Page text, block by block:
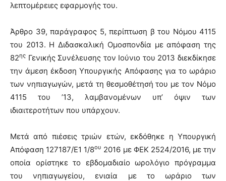
λεπτομέρειες εφαρμογής του.
Άρθρο 39, παράγραφος 5, περίπτωση β του Νόμου 4115
του 2013. Η Διδασκαλική Ομοσπονδία με απόφαση της
82ης Γενικής Συνέλευσης τον Ιούνιο του 2013 διεκδίκησε
την άμεση έκδοση Υπουργικής Απόφασης για το ωράριο
των νηπιαγωγών, μετά τη θεσμοθέτησή του με τον Νόμο
4115 του ’13, λαμβανομένων υπ’ όψιν των
ιδιαιτεροτήτων που υπάρχουν.
Μετά από πιέσεις τριών ετών, εκδόθηκε η Υπουργική
Απόφαση 127187/Ε1 1/8ου 2016 με ΦΕΚ 2524/2016, με την
οποία ορίστηκε το εβδομαδιαίο ωρολόγιο πρόγραμμα
του νηπιαγωγείου, ενιαία με το ωράριο των